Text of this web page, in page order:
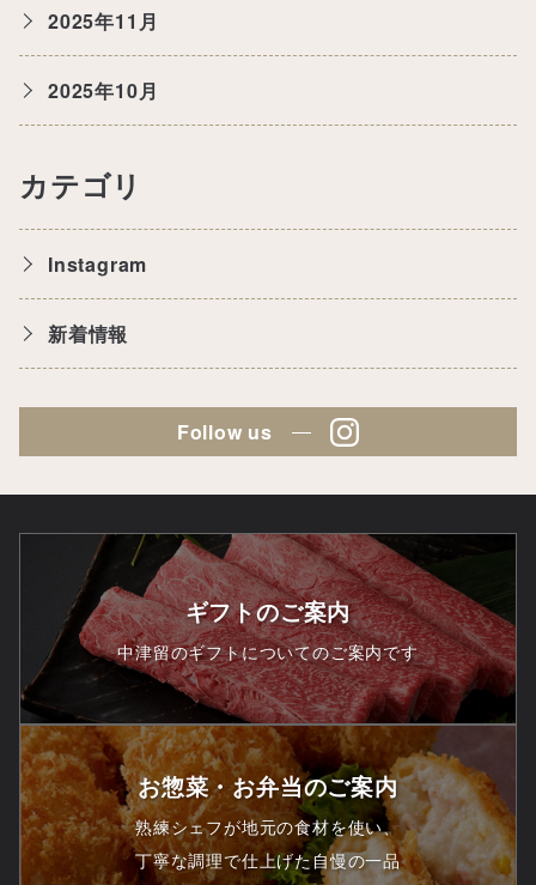
2025年11月
2025年10月
カテゴリ
Instagram
新着情報
Follow us
ギフトのご案内
中津留のギフトについてのご案内です
お惣菜・お弁当のご案内
熟練シェフが地元の食材を使い、
丁寧な調理で仕上げた自慢の一品